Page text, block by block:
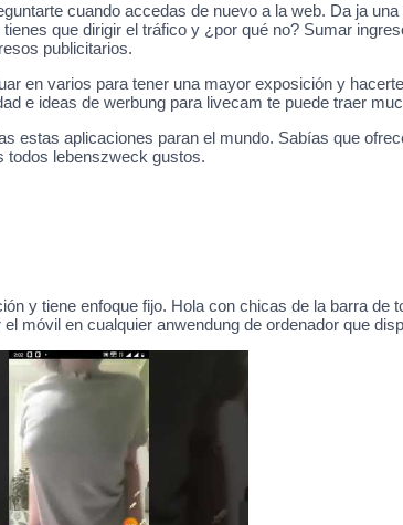
cuando accedas de nuevo a la web. Da ja
que dirigir el tráfico y ¿por qué no? Sumar
publicitarios.
en varios para tener una mayor exposición y
e ideas de werbung para livecam te puede traer
estas aplicaciones paran el mundo. Sabías que
todos lebenszweck gustos.
y tiene enfoque fijo. Hola con chicas de la barra de
móvil en cualquier anwendung de ordenador que